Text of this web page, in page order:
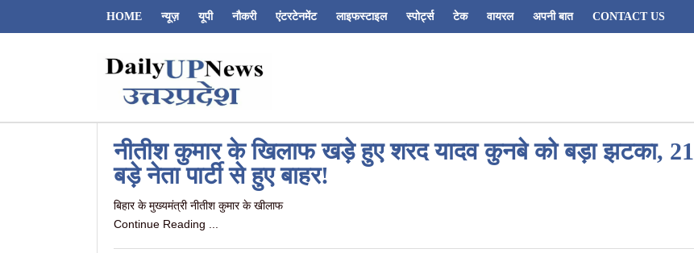
HOME न्यूज़ यूपी नौकरी एंटरटेनमेंट लाइफस्टाइल स्पोर्ट्स टेक वायरल अपनी बात CONTACT US
Dailyupnews.in
नीतीश कुमार के खिलाफ खड़े हुए शरद यादव कुनबे को बड़ा झटका, 21
बड़े नेता पार्टी से हुए बाहर!
बिहार के मुख्यमंत्री नीतीश कुमार के खीलाफ
Continue Reading ...